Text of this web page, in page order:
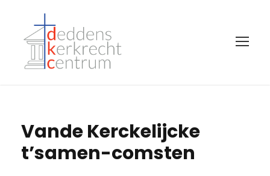
Vande Kerckelijcke
t’samen-comsten